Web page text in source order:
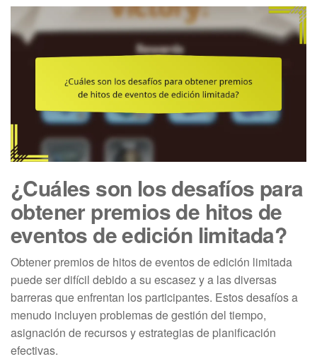
¿Cuáles son los desafíos para
obtener premios de hitos de
eventos de edición limitada?
Obtener premios de hitos de eventos de edición limitada
puede ser difícil debido a su escasez y a las diversas
barreras que enfrentan los participantes. Estos desafíos a
menudo incluyen problemas de gestión del tiempo,
asignación de recursos y estrategias de planificación
efectivas.